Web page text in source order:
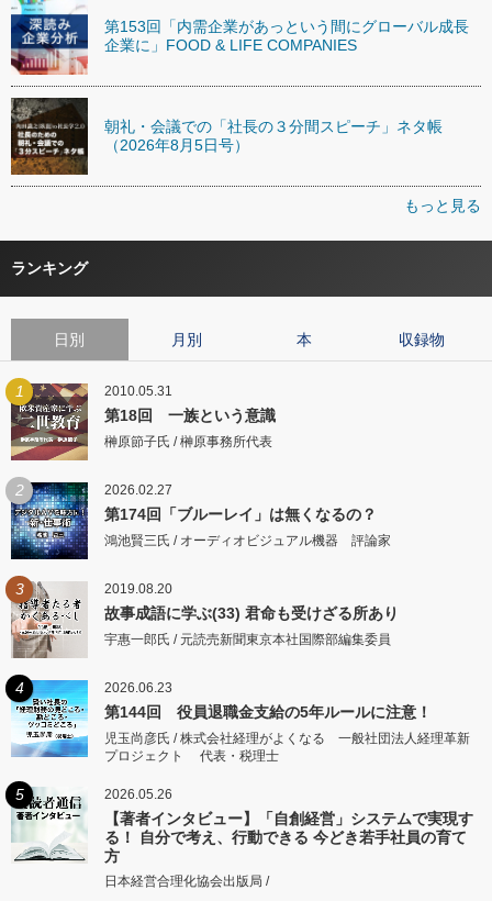
第153回「内需企業があっという間にグローバル成長
企業に」FOOD & LIFE COMPANIES
朝礼・会議での「社長の３分間スピーチ」ネタ帳
（2026年8月5日号）
もっと見る
ランキング
日別 月別 本 収録物
1 2010.05.31
第18回 一族という意識
榊原節子氏 / 榊原事務所代表
2 2026.02.27
第174回「ブルーレイ」は無くなるの？
鴻池賢三氏 / オーディオビジュアル機器 評論家
3 2019.08.20
故事成語に学ぶ(33) 君命も受けざる所あり
宇惠一郎氏 / 元読売新聞東京本社国際部編集委員
4 2026.06.23
第144回 役員退職金支給の5年ルールに注意！
児玉尚彦氏 / 株式会社経理がよくなる 一般社団法人経理革新
プロジェクト 代表・税理士
5 2026.05.26
【著者インタビュー】「自創経営」システムで実現す
る！ 自分で考え、行動できる 今どき若手社員の育て
方
日本経営合理化協会出版局 /